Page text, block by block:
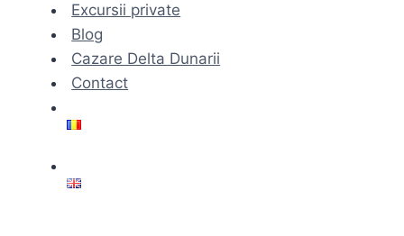
Excursii private
Blog
Cazare Delta Dunarii
Contact